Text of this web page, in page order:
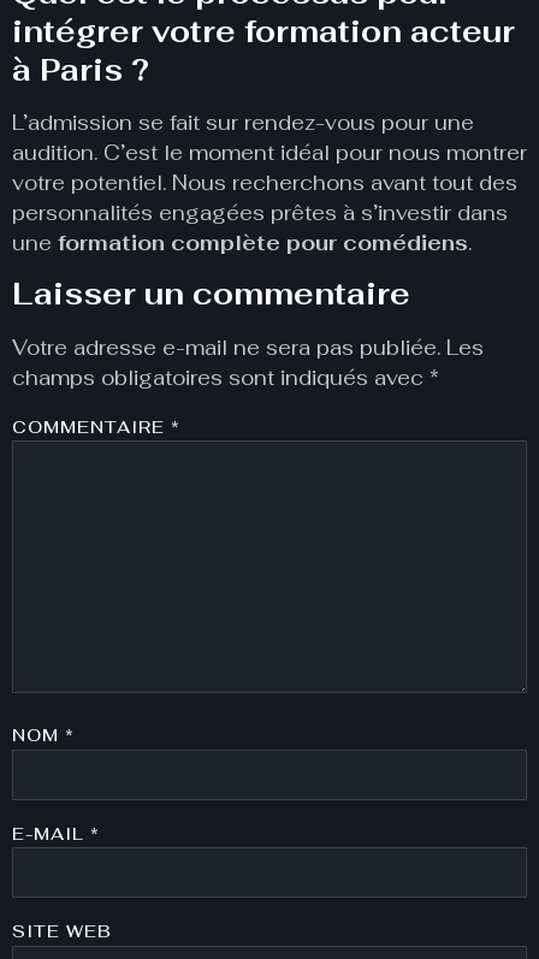
intégrer votre formation acteur
à Paris ?
L’admission se fait sur rendez-vous pour une
audition. C’est le moment idéal pour nous montrer
votre potentiel. Nous recherchons avant tout des
personnalités engagées prêtes à s’investir dans
une formation complète pour comédiens.
Laisser un commentaire
Votre adresse e-mail ne sera pas publiée. Les
champs obligatoires sont indiqués avec *
COMMENTAIRE *
NOM *
E-MAIL *
SITE WEB